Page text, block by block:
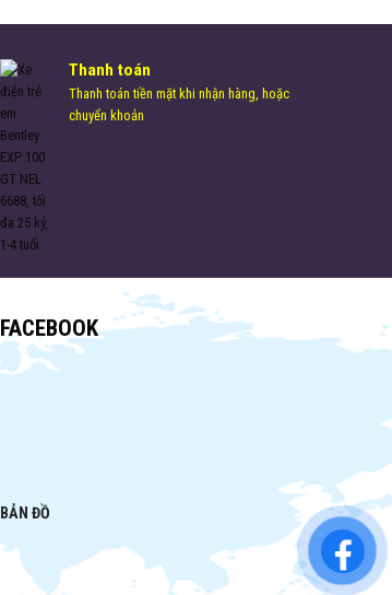
Thanh toán
Thanh toán tiền mặt khi nhận hàng, hoặc
chuyển khoản
FACEBOOK
BẢN ĐỒ